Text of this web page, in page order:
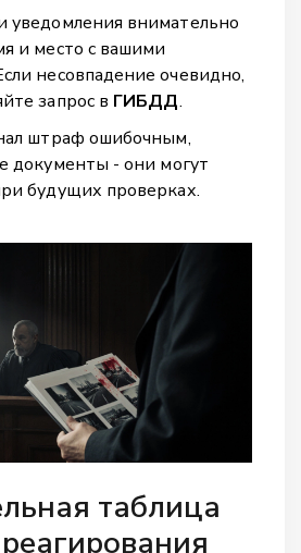
уведомления внимательно
и место с вашими
несовпадение очевидно,
запрос в ГИБДД.
штраф ошибочным,
документы - они могут
будущих проверках.
таблица